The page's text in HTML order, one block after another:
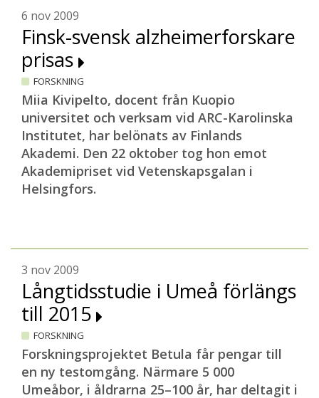
6 nov 2009
Finsk-svensk alzheimerforskare
prisas
FORSKNING
Miia Kivipelto, docent från Kuopio
universitet och verksam vid ARC-Karolinska
Institutet, har belönats av Finlands
Akademi. Den 22 oktober tog hon emot
Akademipriset vid Vetenskapsgalan i
Helsingfors.
3 nov 2009
Långtidsstudie i Umeå förlängs
till 2015
FORSKNING
Forskningsprojektet Betula får pengar till
en ny testomgång. Närmare 5 000
Umeåbor, i åldrarna 25–100 år, har deltagit i